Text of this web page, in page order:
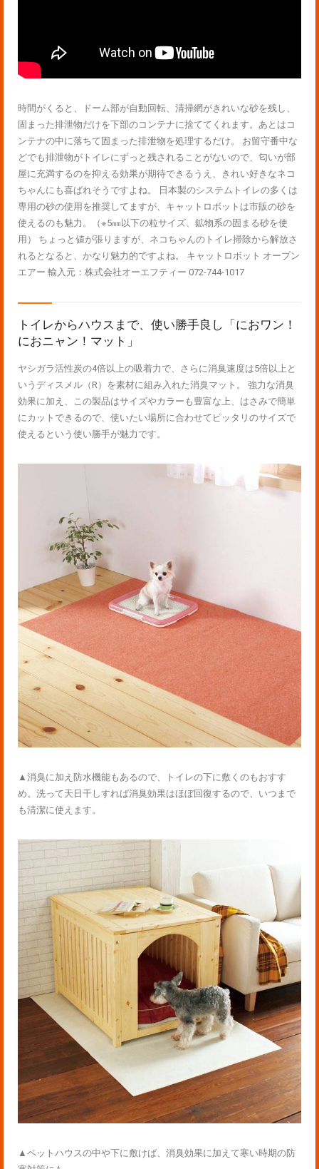
時間がくると、ドーム部が自動回転、清掃網がきれいな砂を残し、
固まった排泄物だけを下部のコンテナに捨ててくれます。あとはコ
ンテナの中に落ちて固まった排泄物を処理するだけ。 お留守番中な
どでも排泄物がトイレにずっと残されることがないので、匂いが部
屋に充満するのを抑える効果が期待できるうえ、きれい好きなネコ
ちゃんにも喜ばれそうですよね。 日本製のシステムトイレの多くは
専用の砂の使用を推奨してますが、キャットロボットは市販の砂を
使えるのも魅力。（※5㎜以下の粒サイズ、鉱物系の固まる砂を使
用） ちょっと値が張りますが、ネコちゃんのトイレ掃除から解放さ
れるとなると、かなり魅力的ですよね。 キャットロボット オープン
エアー 輸入元：株式会社オーエフティー 072-744-1017
トイレからハウスまで、使い勝手良し「におワン！
におニャン！マット」
ヤシガラ活性炭の4倍以上の吸着力で、さらに消臭速度は5倍以上と
いうディスメル（R）を素材に組み入れた消臭マット。 強力な消臭
効果に加え、この製品はサイズやカラーも豊富な上、はさみで簡単
にカットできるので、使いたい場所に合わせてピッタリのサイズで
使えるという使い勝手が魅力です。
▲消臭に加え防水機能もあるので、トイレの下に敷くのもおすす
め。洗って天日干しすれば消臭効果はほぼ回復するので、いつまで
も清潔に使えます。
▲ペットハウスの中や下に敷けば、消臭効果に加えて寒い時期の防